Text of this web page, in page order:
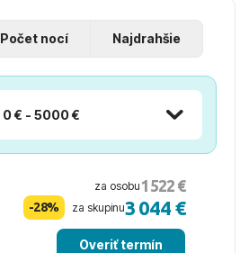
Počet nocí Najdrahšie
0 € - 5000 €
za osobu 1 522 €
-28% za skupinu3 044 €
Overiť termín